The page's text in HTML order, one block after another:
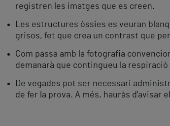
registren les imatges que es creen.
Les estructures òssies es veuran
grisos, fet que crea un contrast que
Com passa amb la fotografia
demanarà que contingueu la
De vegades pot ser necessari
de fer la prova. A més, hauràs d'avisar